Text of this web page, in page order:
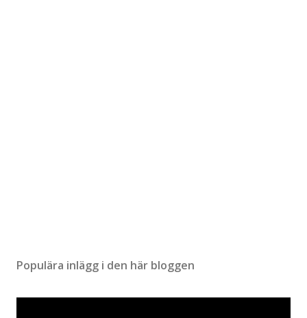
Populära inlägg i den här bloggen